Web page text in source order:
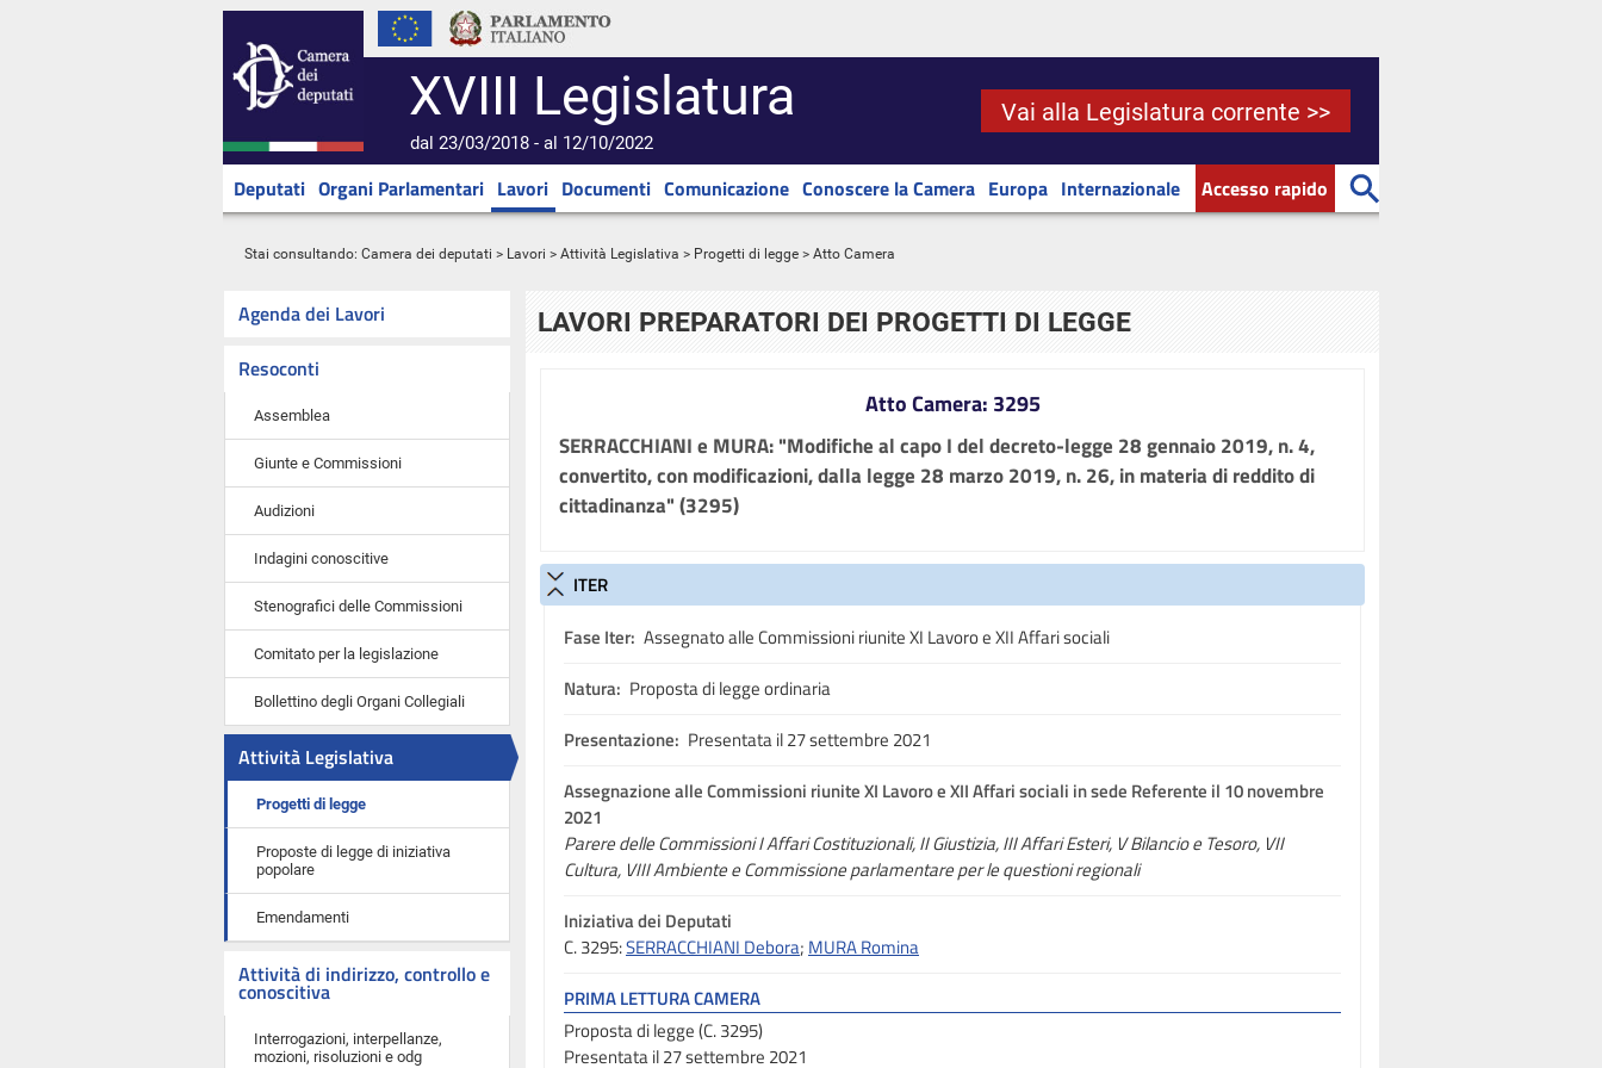
XVIII Legislatura
dal 23/03/2018 - al 12/10/2022
Vai alla Legislatura corrente >>
Deputati Organi Parlamentari Lavori Documenti Comunicazione Conoscere la Camera Europa Internazionale Accesso rapido
Stai consultando: Camera dei deputati > Lavori > Attività Legislativa > Progetti di legge > Atto Camera
Agenda dei Lavori
Resoconti
Assemblea
Giunte e Commissioni
Audizioni
Indagini conoscitive
Stenografici delle Commissioni
Comitato per la legislazione
Bollettino degli Organi Collegiali
Attività Legislativa
Progetti di legge
Proposte di legge di iniziativa
popolare
Emendamenti
Attività di indirizzo, controllo e
conoscitiva
Interrogazioni, interpellanze,
mozioni, risoluzioni e odg
LAVORI PREPARATORI DEI PROGETTI DI LEGGE
Atto Camera: 3295
SERRACCHIANI e MURA: "Modifiche al capo I del decreto-legge 28 gennaio 2019, n. 4,
convertito, con modificazioni, dalla legge 28 marzo 2019, n. 26, in materia di reddito di
cittadinanza" (3295)
ITER
Fase Iter: Assegnato alle Commissioni riunite XI Lavoro e XII Affari sociali
Natura: Proposta di legge ordinaria
Presentazione: Presentata il 27 settembre 2021
Assegnazionealle Commissioni riunite XI Lavoro e XII Affari sociali in sede Referente il 10 novembre
2021
Parere delle Commissioni I Affari Costituzionali, II Giustizia, III Affari Esteri, V Bilancio e Tesoro, VII
Cultura, VIII Ambiente e Commissione parlamentare per le questioni regionali
Iniziativa dei Deputati
C. 3295:SERRACCHIANI Debora; MURA Romina
PRIMA LETTURA CAMERA
Proposta di legge (C. 3295)
Presentata il 27 settembre 2021